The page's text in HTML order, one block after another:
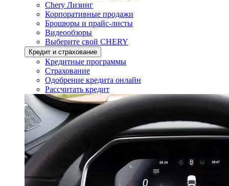
Chery Лизинг
Корпоративные продажи
Брошюры и прайс-листы
Видеообзоры
Выберите свой CHERY
Кредит и страхование
Кредитные программы
Страхование
Одобрение кредита онлайн
Рассчитать кредит